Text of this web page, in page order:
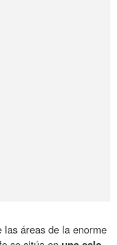
las áreas de la enorme